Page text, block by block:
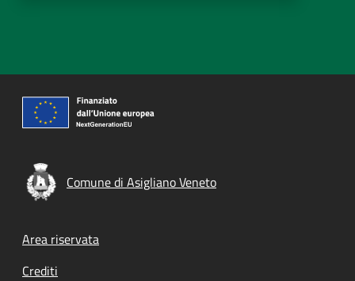
Comune di Asigliano Veneto
Footer menu
Area riservata
Crediti